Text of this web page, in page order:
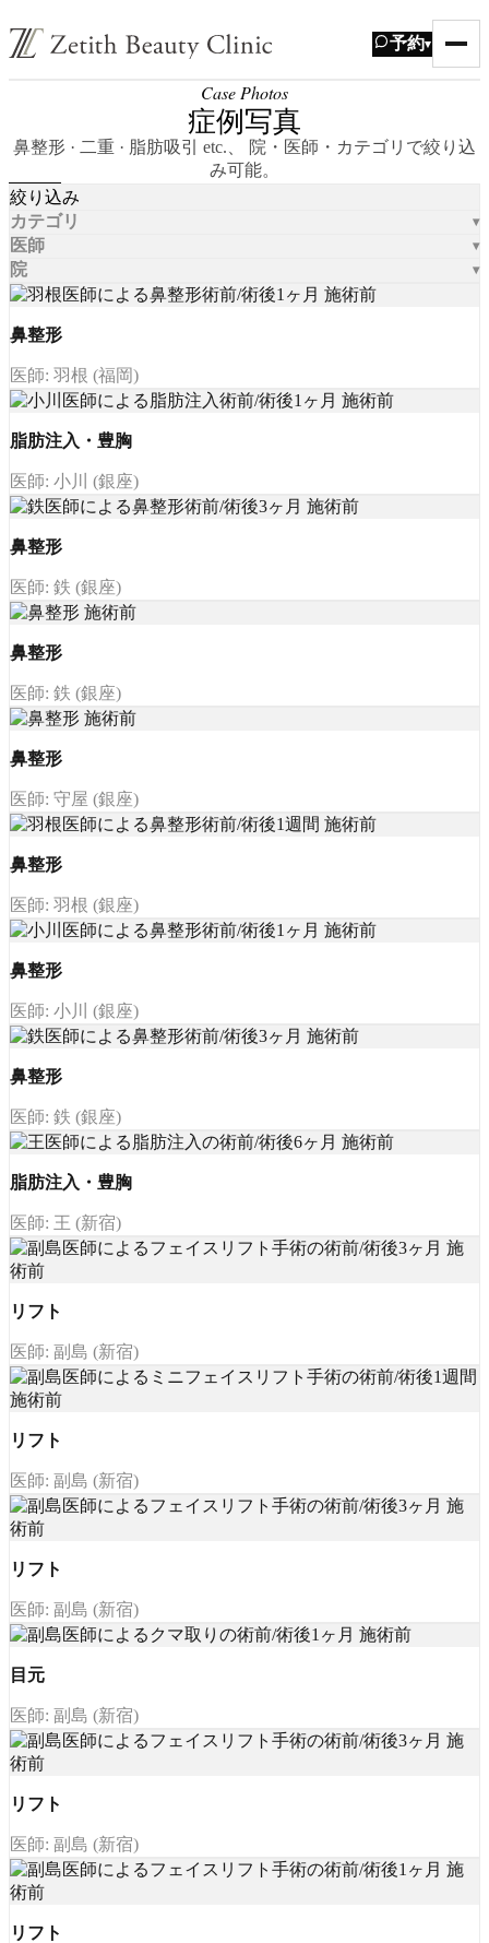
予約▾
Case Photos
症例写真
鼻整形 · 二重 · 脂肪吸引 etc.、 院・医師・カテゴリで絞り込
み可能。
絞り込み
カテゴリ
医師
院
鼻整形
医師: 羽根 (福岡)
脂肪注入・豊胸
医師: 小川 (銀座)
鼻整形
医師: 鉄 (銀座)
鼻整形
医師: 鉄 (銀座)
鼻整形
医師: 守屋 (銀座)
鼻整形
医師: 羽根 (銀座)
鼻整形
医師: 小川 (銀座)
鼻整形
医師: 鉄 (銀座)
脂肪注入・豊胸
医師: 王 (新宿)
リフト
医師: 副島 (新宿)
リフト
医師: 副島 (新宿)
リフト
医師: 副島 (新宿)
目元
医師: 副島 (新宿)
リフト
医師: 副島 (新宿)
リフト